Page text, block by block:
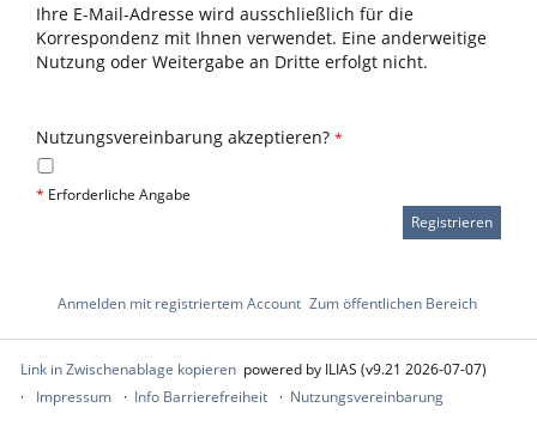
Ihre E-Mail-Adresse wird ausschließlich für die
Korrespondenz mit Ihnen verwendet. Eine anderweitige
Nutzung oder Weitergabe an Dritte erfolgt nicht.
Nutzungsvereinbarung akzeptieren? *
* Erforderliche Angabe
Anmelden mit registriertem Account Zum öffentlichen Bereich
Link in Zwischenablage kopieren powered by ILIAS (v9.21 2026-07-07)
Impressum
Info Barrierefreiheit Nutzungsvereinbarung